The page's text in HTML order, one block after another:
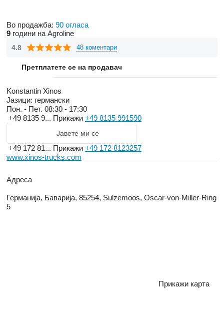
Во продажба: 90 огласа
9 години на Agroline
4.8 48 коментари
Претплатете се на продавач
Konstantin Xinos
Јазици: германски
Пон. - Пет. 08:30 - 17:30
+49 8135 9... Прикажи +49 8135 991590
Јавете ми се
+49 172 81... Прикажи +49 172 8123257
www.xinos-trucks.com
Адреса
Германија, Баварија, 85254, Sulzemoos, Oscar-von-Miller-Ring
5
Прикажи карта